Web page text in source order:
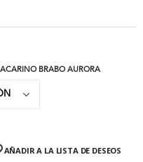
BRABO AURORA
AÑADIR A LA LISTA DE DESEOS